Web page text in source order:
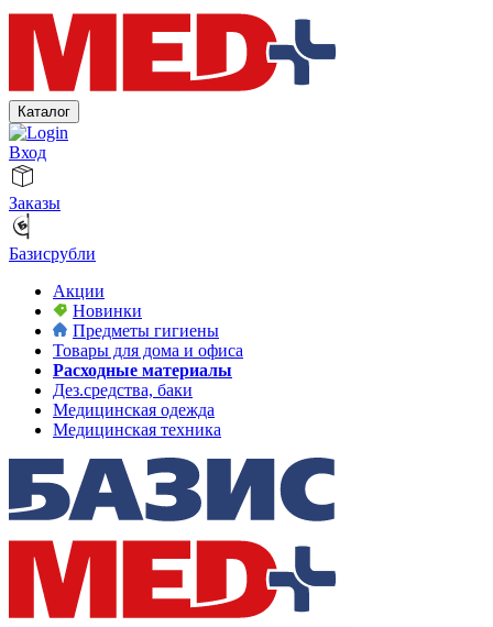
Каталог
Вход
Заказы
Базисрубли
Акции
Новинки
Предметы гигиены
Товары для дома и офиса
Расходные материалы
Дез.средства, баки
Медицинская одежда
Медицинская техника